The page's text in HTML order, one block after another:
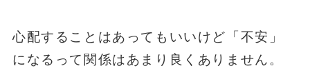
心配することはあってもいいけど「不安」
になるって関係はあまり良くありません。